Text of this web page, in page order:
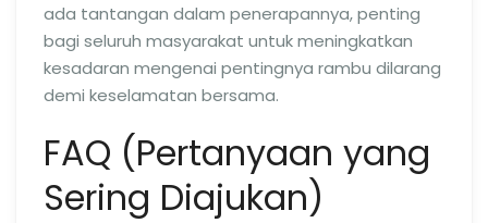
ada tantangan dalam penerapannya, penting
bagi seluruh masyarakat untuk meningkatkan
kesadaran mengenai pentingnya rambu dilarang
demi keselamatan bersama.
FAQ (Pertanyaan yang
Sering Diajukan)